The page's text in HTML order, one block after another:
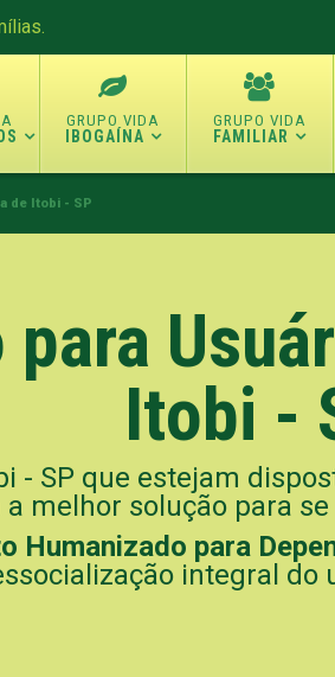
IBOGAÍNA FAMILIAR
de Itobi - SP
Itobi -
- SP que estejam
a melhor solução para
Humanizado para
integral do